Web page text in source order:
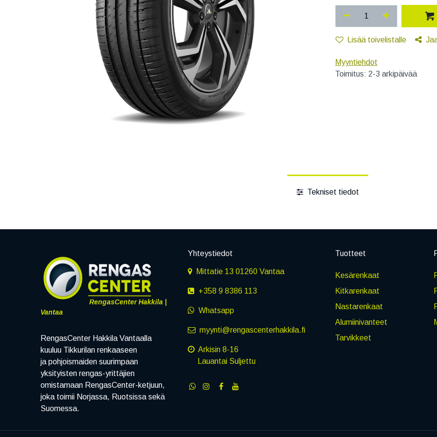
Lisää toivelistalle
Myyntiehdot
Toimitus: 2-3 arkipäivää
Tekniset tiedot
RengasCenter Hakkila |
Vantaa
RengasCenter Hakkila Vantaalla
kuuluu Tikkurilan renkaaseen
ja pohjoismaiden suurimpaan
yksityisten rengas-yrittäjien
omistamaan RengasCenter-ketjuun,
joka toimii Norjassa, Ruotsissa sekä
Suomessa.
Yhteystiedot
Mittatie 13 01260 Vantaa
+358 9 8386 113
Whatsapp
myynti@rengascenterhakkila.fi
Arkisin 8-16
Lauantai Suljettu
Tuotteet
Kesärenkaat
Kitkarenkaat
Nastarenkaat
Alumiinivanteet
Tarvikkeet